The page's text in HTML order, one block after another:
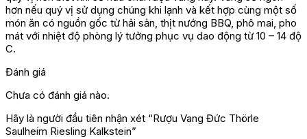
hơn nếu quý vị sử dụng chúng khi lạnh và kết hợp cùng một số
món ăn có nguồn gốc từ hải sản, thịt nướng BBQ, phô mai, pho
mát với nhiệt độ phòng lý tưởng phục vụ dao động từ 10 – 14 độ
C.
Đánh giá
Chưa có đánh giá nào.
Hãy là người đầu tiên nhận xét “Rượu Vang Đức Thörle
Saulheim Riesling Kalkstein”